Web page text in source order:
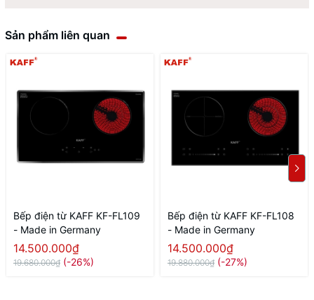
Sản phẩm liên quan
Bếp điện từ KAFF KF-FL109
- Made in Germany
14.500.000₫
19.680.000₫ (-26%)
Bếp điện từ KAFF KF-FL108
- Made in Germany
14.500.000₫
19.880.000₫ (-27%)